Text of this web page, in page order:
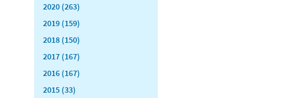
2020 (263)
2019 (159)
2018 (150)
2017 (167)
2016 (167)
2015 (33)